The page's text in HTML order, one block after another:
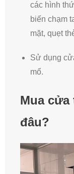
các hình
biến chạm
mặt, quẹt
Sử dụng
mổ.
Mua
đâu?